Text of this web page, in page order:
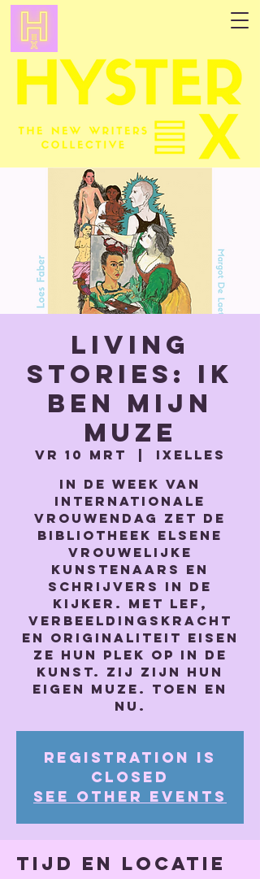
Living
Stories: Ik
ben mijn
muze
vr 10 mrt
Ixelles
In de week van
Internationale
Vrouwendag zet de
Bibliotheek Elsene
vrouwelijke
kunstenaars en
schrijvers in de
kijker. Met lef,
verbeeldingskracht
en originaliteit eisen
ze hun plek op in de
kunst. Zij zijn hun
eigen muze. Toen en
nu.
Registration is
closed
See other events
Tijd en locatie